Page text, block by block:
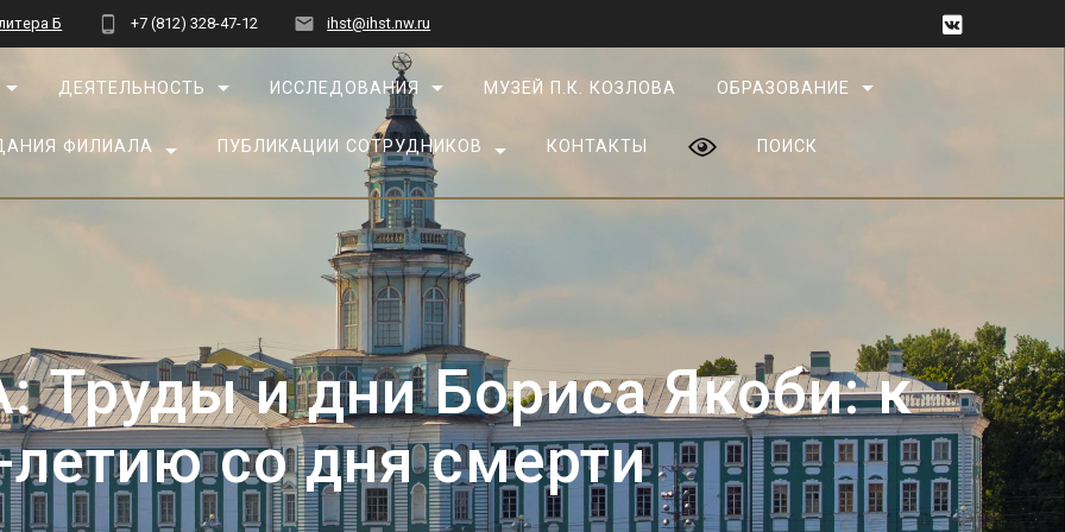
Б +7 (812) 328-47-12 ihst@ihst.nw.ru
ДЕЯТЕЛЬНОСТЬ ИССЛЕДОВАНИЯ МУЗЕЙ П.К. КОЗЛОВА ОБРАЗОВАНИЕ
ФИЛИАЛА ПУБЛИКАЦИИ СОТРУДНИКОВ КОНТАКТЫ ПОИСК
и дни Бориса Якоби: к
со дня смерти